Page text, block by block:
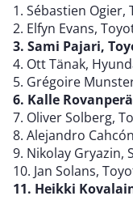
1. Sébastien Ogier,
2. Elfyn Evans,
3. Sami Pajari,
4. Ott Tänak,
5. Grégoire
6. Kalle
7. Oliver Solberg,
8. Alejandro
9. Nikolay Gryazin,
10. Jan Solans,
11. Heikki